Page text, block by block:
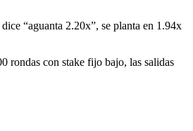
“aguanta 2.20x”, se planta en 1.94x
rondas con stake fijo bajo, las salidas